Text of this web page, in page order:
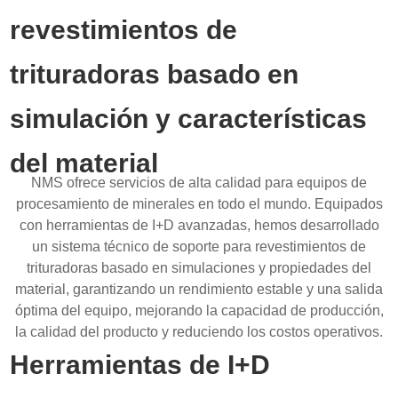
revestimientos de
trituradoras basado en
simulación y características
del material
NMS ofrece servicios de alta calidad para equipos de
procesamiento de minerales en todo el mundo. Equipados
con herramientas de I+D avanzadas, hemos desarrollado
un sistema técnico de soporte para revestimientos de
trituradoras basado en simulaciones y propiedades del
material, garantizando un rendimiento estable y una salida
óptima del equipo, mejorando la capacidad de producción,
la calidad del producto y reduciendo los costos operativos.
Herramientas de I+D